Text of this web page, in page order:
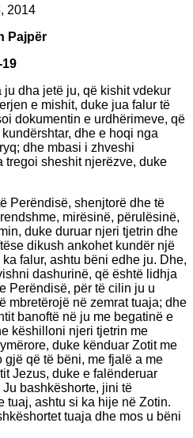
2014
Pajpër
dha jetë ju, që kishit vdekur
e mishit, duke jua falur të
dokumentin e urdhërimeve, që
dhe e hoqi nga
dhe mbasi i zhveshi
tregoi sheshit njerëzve, duke
Perëndisë, shenjtorë dhe të
mirësinë, përulësinë,
duke duruar njeri tjetrin dhe
dikush ankohet kundër një
falur, ashtu bëni edhe ju. Dhe,
dashurinë, që është lidhja
Perëndisë, për të cilin ju u
mbretërojë në zemrat tuaja; dhe
banoftë në ju me begatinë e
këshilloni njeri tjetrin me
duke kënduar Zotit me
gjë që të bëni, me fjalë a me
Jezus, duke e falënderuar
bashkëshorte, jini të
tuaj, ashtu si ka hije në Zotin.
tuaja dhe mos u bëni